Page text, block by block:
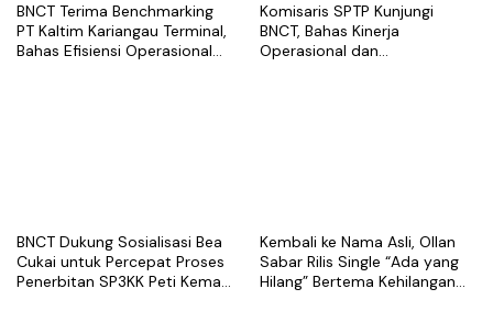
BNCT Terima Benchmarking
PT Kaltim Kariangau Terminal,
Bahas Efisiensi Operasional
Komisaris SPTP Kunjungi
BNCT, Bahas Kinerja
Operasional dan
BNCT Dukung Sosialisasi Bea
Cukai untuk Percepat Proses
Penerbitan SP3KK Peti Kemas
Kembali ke Nama Asli, Ollan
Sabar Rilis Single “Ada yang
Hilang” Bertema Kehilangan